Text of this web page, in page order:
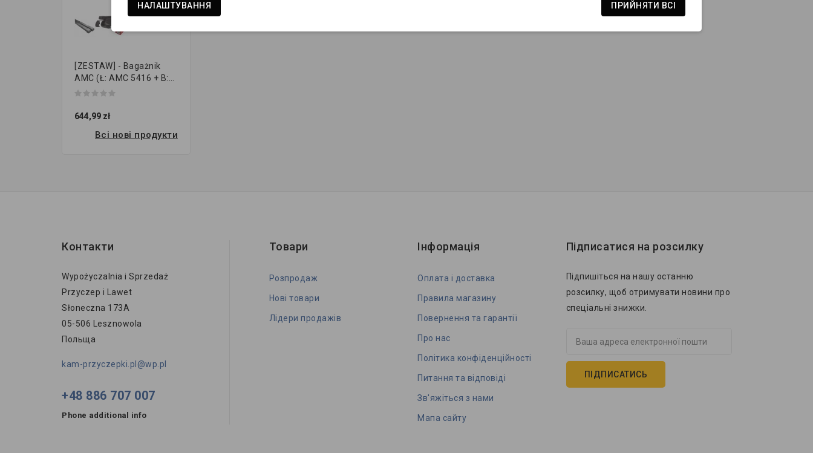
[ZESTAW] - Bagażnik
AMC (Ł: AMC 5416 + B:
STAL...
644,99 zł
Всі нові продукти
Контакти
Wypożyczalnia i Sprzedaż
Przyczep i Lawet
Słoneczna 173A
05-506 Lesznowola
Польща
kam-przyczepki.pl@wp.pl
+48 886 707 007
Phone additional info
Товари
Розпродаж
Нові товари
Лідери продажів
Інформація
Оплата і доставка
Правила магазину
Повернення та гарантії
Про нас
Політикa конфіденційності
Питання та відповіді
Зв'яжіться з нами
Мапа сайту
Підписатися на розсилку
Підпишіться на нашу останню
розсилку, щоб отримувати новини про
спеціальні знижки.
НАЛАШТУВАННЯ ПРИЙНЯТИ ВСІ